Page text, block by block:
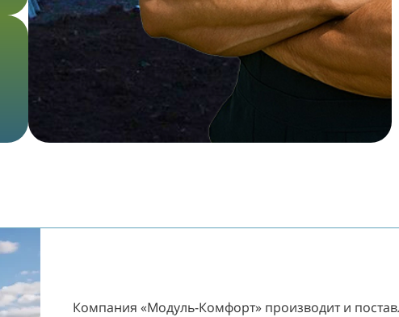
Компания «Модуль-Комфорт» производит и